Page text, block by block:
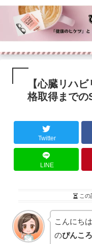
【心臓リハ
格取得までの
Twitter
LINE
この
こんにち
のぴんころ